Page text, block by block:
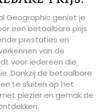
Geographic geniet je
een betaalbare prijs.
prestaties en
van de
voor iedereen die
Dankzij de betaalbare
te sluiten op het
plezier en gemak de